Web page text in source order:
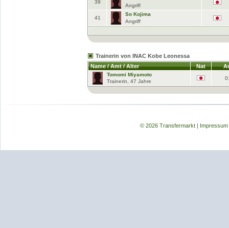
39
Angriff
41
So Kojima
Angriff
Trainerin von INAC Kobe Leonessa
Name / Amt / Alter
Nat
Tomomi Miyamoto
Trainerin, 47 Jahre
© 2026 Transfermarkt| Impressum